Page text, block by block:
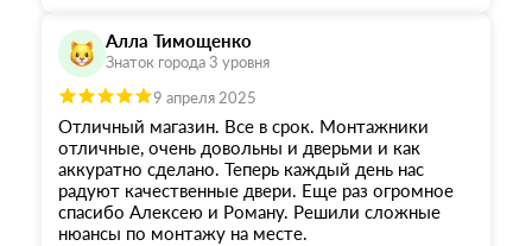
срок!!! Двери ставил Роман, плинтуса Дмитрий.
Качество установки на высоте!!! Служба сервиса
Екатерина и логист Елена. Слаженная работа
команды!!! Нам даже вернули деньги за
материалы, которые были заказаны с излишком
по моему просчету. Рекомендуем двери Ока!
Качество отменное за разумную цену!!!
Алла Тимощенко
Знаток города 3 уровня
9 апреля 2025
Отличный магазин. Все в срок. Монтажники
отличные, очень довольны и дверьми и как
аккуратно сделано. Теперь каждый день нас
радуют качественные двери. Еще раз огромное
спасибо Алексею и Роману. Решили сложные
нюансы по монтажу на месте.